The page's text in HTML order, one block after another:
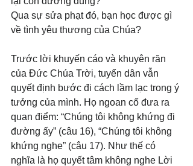
Qua sự sửa phạt đó, bạn học được gì
về tình yêu thương của Chúa?
Trước lời khuyến cáo và khuyên răn
của Đức Chúa Trời, tuyển dân vẫn
quyết định bước đi cách lầm lạc trong ý
tưởng của mình. Họ ngoan cố đưa ra
quan điểm: “Chúng tôi không khứng đi
đường ấy” (câu 16), “Chúng tôi không
khứng nghe” (câu 17). Như thế có
nghĩa là họ quyết tâm không nghe Lời